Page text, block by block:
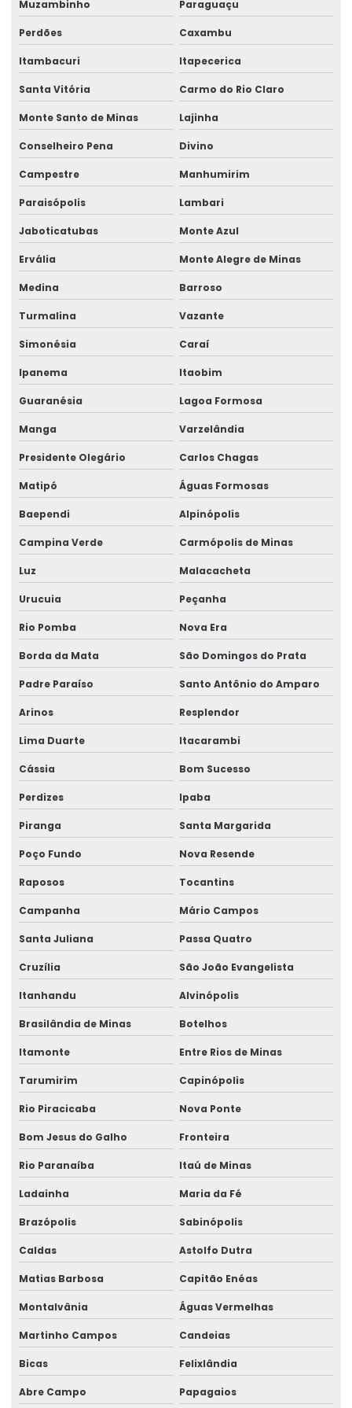
Talha Elétrica Com Capacidade Até 5 Toneladas
Talha Elétrica Com Controle Inteligente
Talha Elétrica Com Inversor De Frequência
Talha Elétrica Com Trole Incorporado
Talha Elétrica Compacta Para Indústria
Talha elétrica de corrente
Talha Elétrica Fixa Com Monitoramento
Talha Elétrica Nova
Talha Elétrica Para Elevação
Talha Elétrica Para Içamento De Cargas
Talha Elétrica Para Indústria Alimentícia
Talha Elétrica Para Indústrias Diversas
Talha Elétrica Para Movimentação De Cargas
Talha elétrica para ponte rolante
Talha Elétrica Resistente A Corrosão Para Indústria
Talha Fixa Aço Carbono
Talha Fixa Aço Carbono Aplicações Industriais
Talha Fixa De Cabo De Aço
Talha Fixa Duplaviga Para Indústrias
Talha Fixa Para Cargas Extrema
Talha Fixa Para Indústria Pesada
Talha Fixa Para Projetos De Engenharia Pesada
Talha Motorizada Para Pontes Rolantes Duplaviga
Talha Nova Com Inversor De Frequência
Talha Para Ambientes Com Restrição De Altura
Talha Univiga Com Monitoramento
Talhas elétricas de cabo de aço
Topografia caminho de rolamento
Treinamento De Operação Com Talhas Elétricas
Treinamento De Pontes Rolantes
Treinamento Em Segurança De Elevadores
Treinamento para operadores de ponte rolante
Treinamento de ponte rolante
Trilhos para pontes rolantes
Trilhos de rolamento para pontes rolantes
Trole Elétrico
Trole Elétrico Para Produção E Montagem
Venda de talha cabo de aço
Muzambinho Paraguaçu
Perdões Caxambu
Itambacuri Itapecerica
Santa Vitória Carmo do Rio Claro
Monte Santo de Minas Lajinha
Conselheiro Pena Divino
Campestre Manhumirim
Paraisópolis Lambari
Jaboticatubas Monte Azul
Ervália Monte Alegre de Minas
Medina Barroso
Turmalina Vazante
Simonésia Caraí
Ipanema Itaobim
Guaranésia Lagoa Formosa
Manga Varzelândia
Presidente Olegário Carlos Chagas
Matipó Águas Formosas
Baependi Alpinópolis
Campina Verde Carmópolis de Minas
Luz Malacacheta
Urucuia Peçanha
Rio Pomba Nova Era
Borda da Mata São Domingos do Prata
Padre Paraíso Santo Antônio do Amparo
Arinos Resplendor
Lima Duarte Itacarambi
Cássia Bom Sucesso
Perdizes Ipaba
Piranga Santa Margarida
Poço Fundo Nova Resende
Raposos Tocantins
Campanha Mário Campos
Santa Juliana Passa Quatro
Cruzília São João Evangelista
Itanhandu Alvinópolis
Brasilândia de Minas Botelhos
Itamonte Entre Rios de Minas
Tarumirim Capinópolis
Rio Piracicaba Nova Ponte
Bom Jesus do Galho Fronteira
Rio Paranaíba Itaú de Minas
Ladainha Maria da Fé
Brazópolis Sabinópolis
Caldas Astolfo Dutra
Matias Barbosa Capitão Enéas
Montalvânia Águas Vermelhas
Martinho Campos Candeias
Bicas Felixlândia
Abre Campo Papagaios